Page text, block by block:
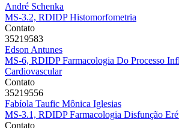
André Schenka
MS-3.2, RDIDP Histomorfometria
Contato
35219583
Edson Antunes
MS-6, RDIDP Farmacologia Do Processo
Cardiovascular
Contato
35219556
Fabíola Taufic Mônica Iglesias
MS-3.1, RDIDP Farmacologia Disfunção
Contato